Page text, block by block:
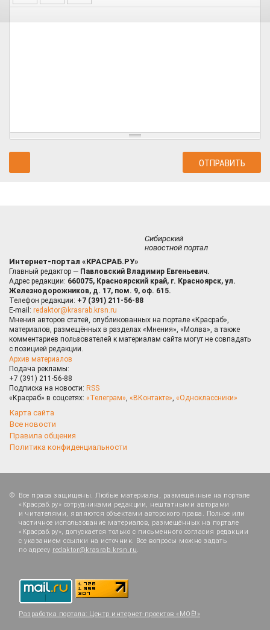
Сибирский
новостной портал
Интернет-портал «КРАСРАБ.РУ»
Главный редактор — Павловский Владимир Евгеньевич.
Адрес редакции: 660075, Красноярский край, г. Красноярск, ул.
Железнодорожников, д. 17, пом. 9, оф. 615.
Телефон редакции: +7 (391) 211-56-88
E-mail: redaktor@krasrab.krsn.ru
Мнения авторов статей, опубликованных на портале «Красраб»,
материалов, размещённых в разделах «Мнения», «Молва», а также
комментариев пользователей к материалам сайта могут не совпадать
с позицией редакции.
Архив материалов
Подача рекламы:
+7 (391) 211-56-88
Подписка на новости: RSS
«Красраб» в соцсетях: «Телеграм», «ВКонтакте», «Одноклассники»
Карта сайта
Все новости
Правила общения
Политика конфиденциальности
Все права защищены. Любые материалы, размещённые на портале
«Красраб.ру» сотрудниками редакции, нештатными авторами
и читателями, являются объектами авторского права. Полное или
частичное использование материалов, размещённых на портале
«Красраб.ру», допускается только с письменного согласия редакции
с указанием ссылки на источник. Все вопросы можно задать
по адресу redaktor@krasrab.krsn.ru.
Разработка портала: Центр интернет-проектов «МОЁ!»